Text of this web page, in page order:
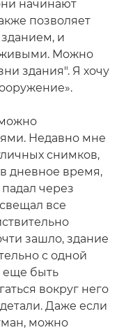
начинают
позволяет
и
живыми. Можно
здания". Я хочу
Недавно мне
снимков,
дневное время,
через
все
зашло, здание
с одной
еще быть
вокруг него
Даже если
можно